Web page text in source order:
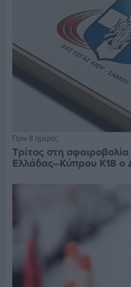
Πριν 8 ημέρες
Τρίτος στη
Ελλάδας–Κύπρου Κ18 ο